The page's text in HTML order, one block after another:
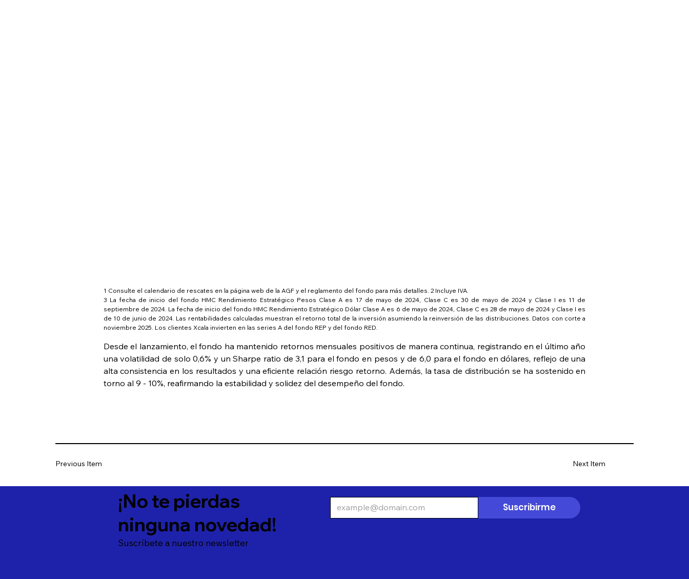
1 Consulte el calendario de rescates en la página web de la AGF y el reglamento del fondo para más detalles. 2 Incluye IVA.
3 La fecha de inicio del fondo HMC Rendimiento Estratégico Pesos Clase A es 17 de mayo de 2024, Clase C es 30 de mayo de 2024 y Clase I es 11 de
septiembre de 2024. La fecha de inicio del fondo HMC Rendimiento Estratégico Dólar Clase A es 6 de mayo de 2024, Clase C es 28 de mayo de 2024 y Clase I es
de 10 de junio de 2024. Las rentabilidades calculadas muestran el retorno total de la inversión asumiendo la reinversión de las distribuciones. Datos con corte a
noviembre 2025. Los clientes Xcala invierten en las series A del fondo REP y del fondo RED.
Desde el lanzamiento, el fondo ha mantenido retornos mensuales positivos de manera continua, registrando en el último año
una volatilidad de solo 0,6% y un Sharpe ratio de 3,1 para el fondo en pesos y de 6,0 para el fondo en dólares, reflejo de una
alta consistencia en los resultados y una eficiente relación riesgo retorno. Además, la tasa de distribución se ha sostenido en
torno al 9 - 10%, reafirmando la estabilidad y solidez del desempeño del fondo.
Next Item
Previous Item
¡No te pierdas
ninguna novedad!
Suscríbete a nuestro newsletter
Suscribirme